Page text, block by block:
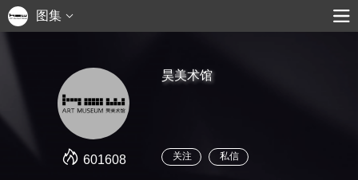
图集
601608
昊美术馆
关注 私信